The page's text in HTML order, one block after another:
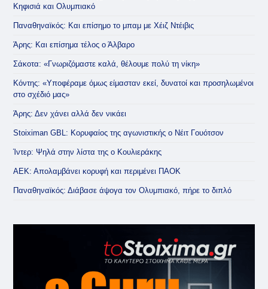
Κηφισιά και Ολυμπιακό
Παναθηναϊκός: Και επίσημο το μπαμ με Χέιζ Ντέιβις
Άρης: Και επίσημα τέλος ο Άλβαρο
Σάκοτα: «Γνωριζόμαστε καλά, θέλουμε πολύ τη νίκη»
Κόντης: «Υποφέραμε όμως είμασταν εκεί, δυνατοί και προσηλωμένοι
στο σχέδιό μας»
Άρης: Δεν χάνει αλλά δεν νικάει
Stoiximan GBL: Κορυφαίος της αγωνιστικής ο Νέιτ Γουότσον
Ίντερ: Ψηλά στην λίστα της ο Κουλιεράκης
ΑΕΚ: Απολαμβάνει κορυφή και περιμένει ΠΑΟΚ
Παναθηναϊκός: Διάβασε άψογα τον Ολυμπιακό, πήρε το διπλό